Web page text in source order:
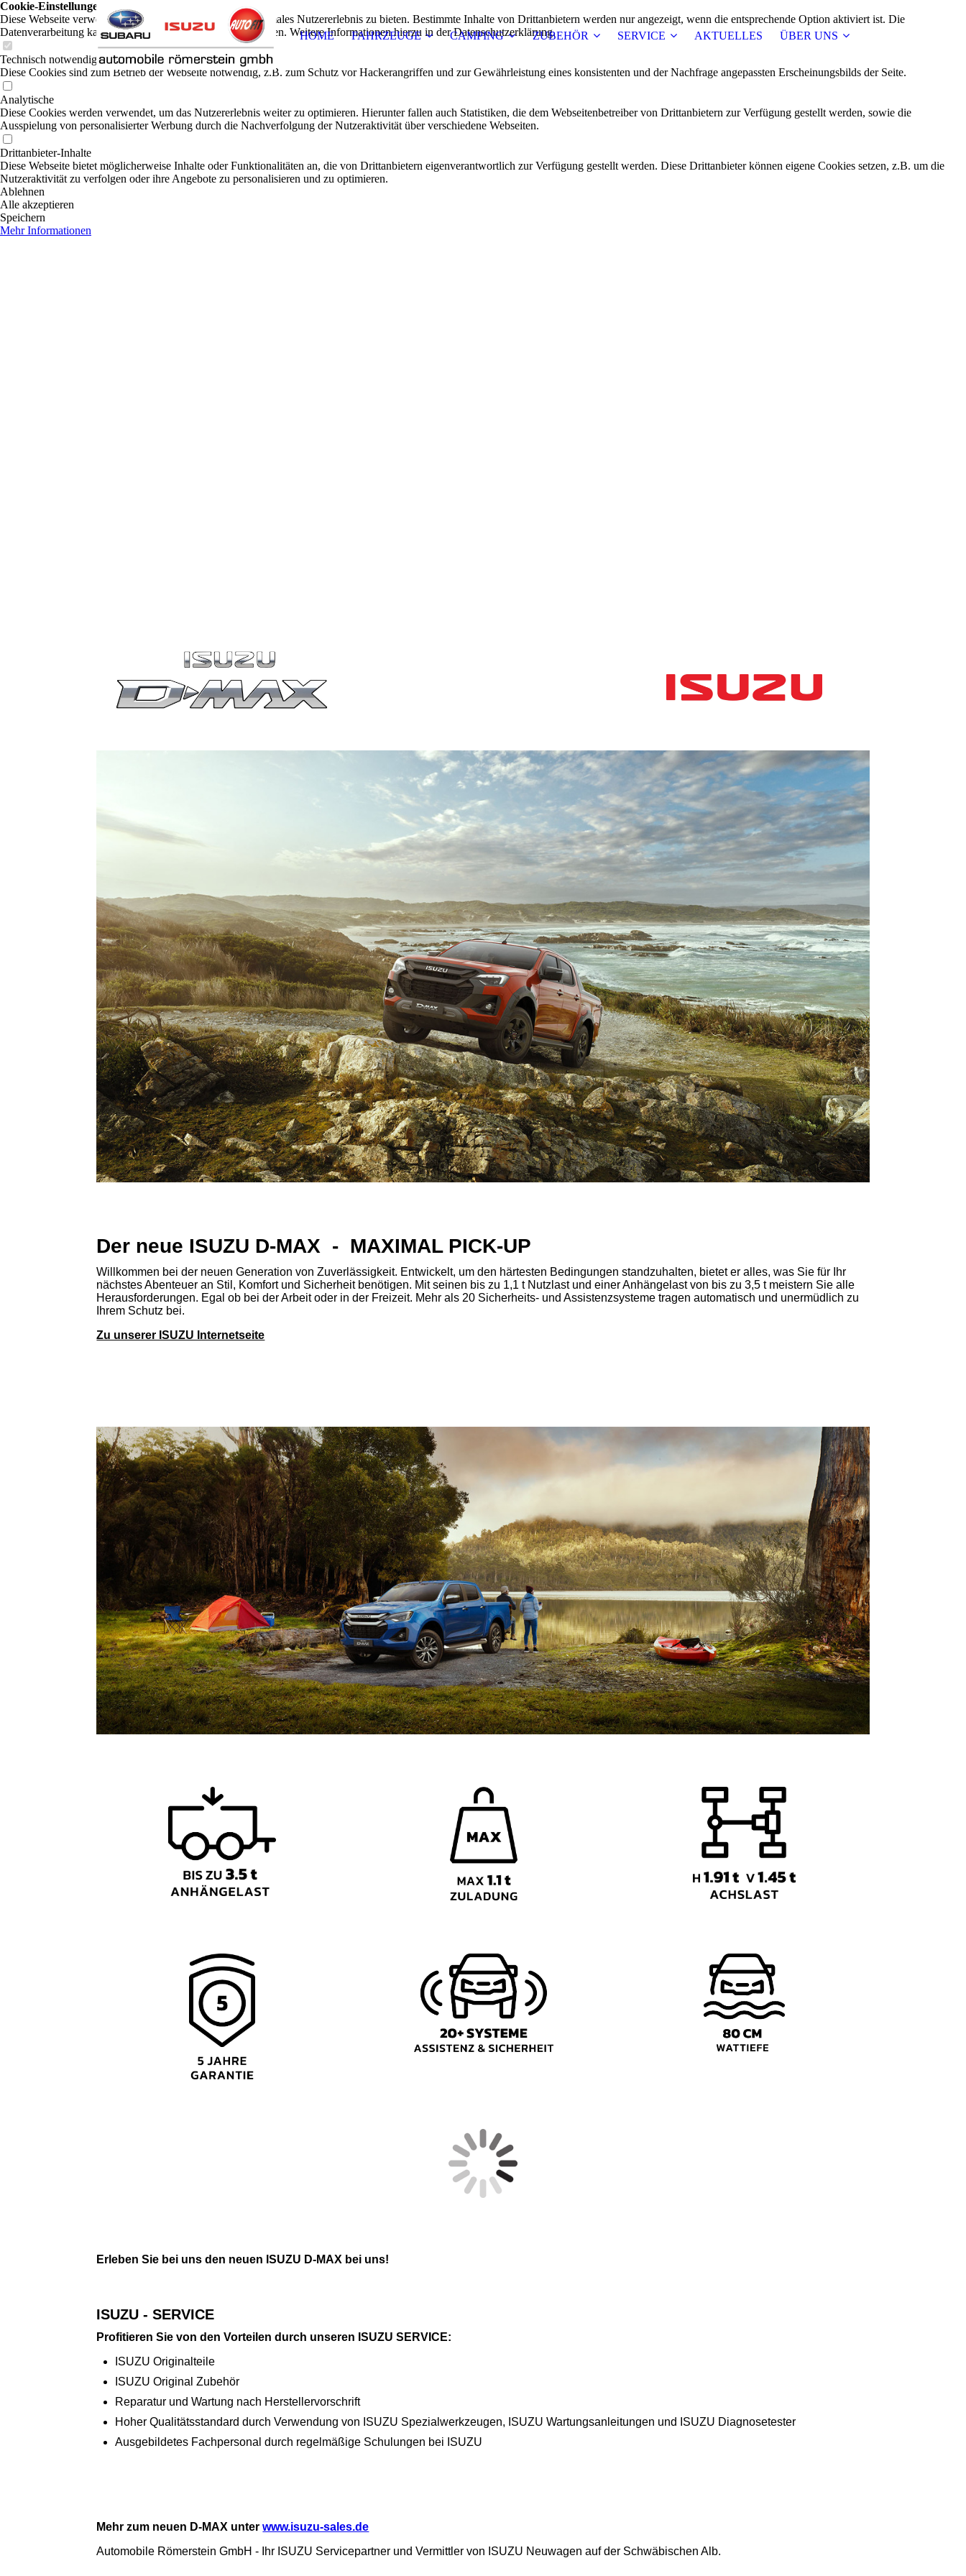
HOME FAHRZEUGE CAMPING ZUBEHÖR SERVICE AKTUELLES ÜBER UNS
Der neue ISUZU D-MAX - MAXIMAL PICK-UP
Willkommen bei der neuen Generation von Zuverlässigkeit. Entwickelt, um den härtesten Bedingungen standzuhalten, bietet er alles, was Sie für Ihr
nächstes Abenteuer an Stil, Komfort und Sicherheit benötigen. Mit seinen bis zu 1,1 t Nutzlast und einer Anhängelast von bis zu 3,5 t meistern Sie alle
Herausforderungen. Egal ob bei der Arbeit oder in der Freizeit. Mehr als 20 Sicherheits- und Assistenzsysteme tragen automatisch und unermüdlich zu
Ihrem Schutz bei.
Zu unserer ISUZU Internetseite
Erleben Sie bei uns den neuen ISUZU D-MAX bei uns!
ISUZU - SERVICE
Profitieren Sie von den Vorteilen durch unseren ISUZU SERVICE:
ISUZU Originalteile
ISUZU Original Zubehör
Reparatur und Wartung nach Herstellervorschrift
Hoher Qualitätsstandard durch Verwendung von ISUZU Spezialwerkzeugen, ISUZU Wartungsanleitungen und ISUZU Diagnosetester
Ausgebildetes Fachpersonal durch regelmäßige Schulungen bei ISUZU
Mehr zum neuen D-MAX unterwww.isuzu-sales.de
Automobile Römerstein GmbH - Ihr ISUZU Servicepartner und Vermittler von ISUZU Neuwagen auf der Schwäbischen Alb.
Cookie-Einstellungen
Diese Webseite verwendet Cookies, um Besuchern ein optimales Nutzererlebnis zu bieten. Bestimmte Inhalte von Drittanbietern werden nur angezeigt, wenn die entsprechende Option aktiviert ist. Die
Datenverarbeitung kann dann auch in einem Drittland erfolgen. Weitere Informationen hierzu in der Datenschutzerklärung.
Technisch notwendige
Diese Cookies sind zum Betrieb der Webseite notwendig, z.B. zum Schutz vor Hackerangriffen und zur Gewährleistung eines konsistenten und der Nachfrage angepassten Erscheinungsbilds der Seite.
Analytische
Diese Cookies werden verwendet, um das Nutzererlebnis weiter zu optimieren. Hierunter fallen auch Statistiken, die dem Webseitenbetreiber von Drittanbietern zur Verfügung gestellt werden, sowie die
Ausspielung von personalisierter Werbung durch die Nachverfolgung der Nutzeraktivität über verschiedene Webseiten.
Drittanbieter-Inhalte
Diese Webseite bietet möglicherweise Inhalte oder Funktionalitäten an, die von Drittanbietern eigenverantwortlich zur Verfügung gestellt werden. Diese Drittanbieter können eigene Cookies setzen, z.B. um die
Nutzeraktivität zu verfolgen oder ihre Angebote zu personalisieren und zu optimieren.
Ablehnen
Alle akzeptieren
Speichern
Mehr Informationen